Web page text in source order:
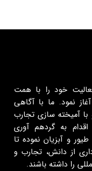
ویوا پارس در سال ۱۳۸۸ فعالیت خود را با همت
نمود. ما با آگاهی
با آمیخته سازی تجارب
به گرد‌هم‌ آوری
و آبزیان نموده تا
از دانش، تجارب و
را داشته باشند.